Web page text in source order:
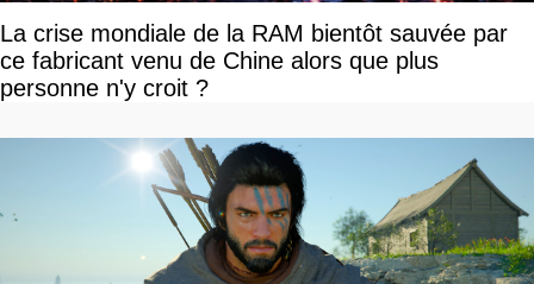
La crise mondiale de la RAM bientôt sauvée par
ce fabricant venu de Chine alors que plus
personne n'y croit ?